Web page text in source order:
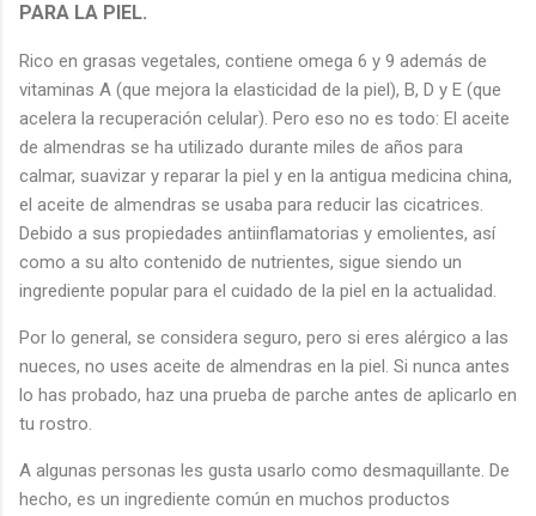
PARA LA PIEL.
Rico en grasas vegetales, contiene omega 6 y 9 además de
vitaminas A (que mejora la elasticidad de la piel), B, D y E (que
acelera la recuperación celular). Pero eso no es todo: El aceite
de almendras se ha utilizado durante miles de años para
calmar, suavizar y reparar la piel y en la antigua medicina china,
el aceite de almendras se usaba para reducir las cicatrices.
Debido a sus propiedades antiinflamatorias y emolientes, así
como a su alto contenido de nutrientes, sigue siendo un
ingrediente popular para el cuidado de la piel en la actualidad.
Por lo general, se considera seguro, pero si eres alérgico a las
nueces, no uses aceite de almendras en la piel. Si nunca antes
lo has probado, haz una prueba de parche antes de aplicarlo en
tu rostro.
A algunas personas les gusta usarlo como desmaquillante. De
hecho, es un ingrediente común en muchos productos